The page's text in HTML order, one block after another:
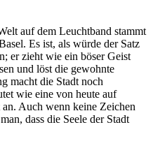
auf dem Leuchtband stammt
Es ist, als würde der Satz
er zieht wie ein böser Geist
und löst die gewohnte
macht die Stadt noch
wie eine von heute auf
Auch wenn keine Zeichen
dass die Seele der Stadt